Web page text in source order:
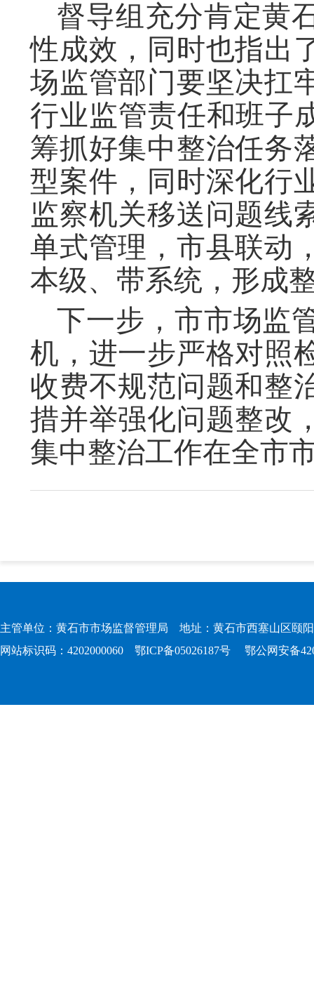
督导组充分肯定黄
性成效，同时也指出
场监管部门要坚决扛
行业监管责任和班子
筹抓好集中整治任务
型案件，同时深化行
监察机关移送问题线
单式管理，市县联动
本级、带系统，形成
下一步，市市场监
机，进一步严格对照
收费不规范问题和整
措并举强化问题整改
集中整治工作在全市
主管单位：黄石市市场监督管理局 地址：黄石市西塞山区颐
网站标识码：4202000060 鄂ICP备05026187号 鄂公网安备